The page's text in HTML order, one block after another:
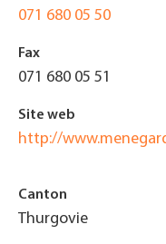
071 680 05 50
Fax
071 680 05 51
Site web
http://
Canton
Thurgovie